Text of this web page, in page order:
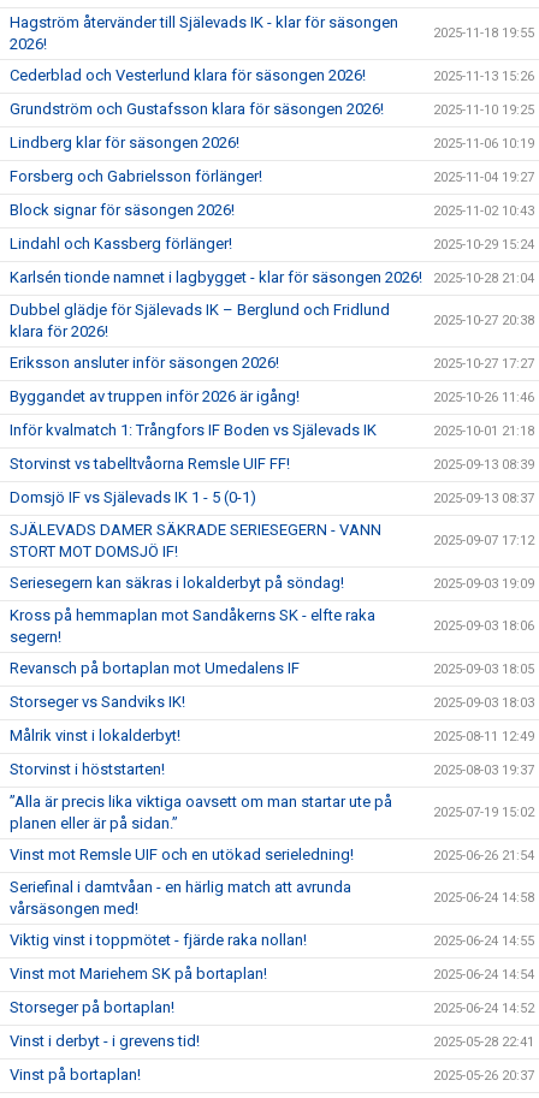
Hagström återvänder till Själevads IK - klar för säsongen
2026!
2025-11-18 19:55
Cederblad och Vesterlund klara för säsongen 2026! 2025-11-13 15:26
Grundström och Gustafsson klara för säsongen 2026! 2025-11-10 19:25
Lindberg klar för säsongen 2026! 2025-11-06 10:19
Forsberg och Gabrielsson förlänger! 2025-11-04 19:27
Block signar för säsongen 2026! 2025-11-02 10:43
Lindahl och Kassberg förlänger! 2025-10-29 15:24
Karlsén tionde namnet i lagbygget - klar för säsongen 2026! 2025-10-28 21:04
Dubbel glädje för Själevads IK – Berglund och Fridlund
klara för 2026!
2025-10-27 20:38
Eriksson ansluter inför säsongen 2026! 2025-10-27 17:27
Byggandet av truppen inför 2026 är igång! 2025-10-26 11:46
Inför kvalmatch 1: Trångfors IF Boden vs Själevads IK 2025-10-01 21:18
Storvinst vs tabelltvåorna Remsle UIF FF! 2025-09-13 08:39
Domsjö IF vs Själevads IK 1 - 5 (0-1) 2025-09-13 08:37
SJÄLEVADS DAMER SÄKRADE SERIESEGERN - VANN
STORT MOT DOMSJÖ IF!
2025-09-07 17:12
Seriesegern kan säkras i lokalderbyt på söndag! 2025-09-03 19:09
Kross på hemmaplan mot Sandåkerns SK - elfte raka
segern!
2025-09-03 18:06
Revansch på bortaplan mot Umedalens IF 2025-09-03 18:05
Storseger vs Sandviks IK! 2025-09-03 18:03
Målrik vinst i lokalderbyt! 2025-08-11 12:49
Storvinst i höststarten! 2025-08-03 19:37
”Alla är precis lika viktiga oavsett om man startar ute på
planen eller är på sidan.”
2025-07-19 15:02
Vinst mot Remsle UIF och en utökad serieledning! 2025-06-26 21:54
Seriefinal i damtvåan - en härlig match att avrunda
vårsäsongen med!
2025-06-24 14:58
Viktig vinst i toppmötet - fjärde raka nollan! 2025-06-24 14:55
Vinst mot Mariehem SK på bortaplan! 2025-06-24 14:54
Storseger på bortaplan! 2025-06-24 14:52
Vinst i derbyt - i grevens tid! 2025-05-28 22:41
Vinst på bortaplan! 2025-05-26 20:37